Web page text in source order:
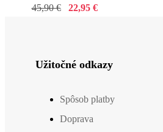
45,90 €
22,95 €
Užitočné odkazy
Spôsob platby
Doprava